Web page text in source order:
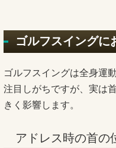
ゴルフスイングに
ゴルフスイングは全身運
注目しがちですが、実は
きく影響します。
アドレス時の首の